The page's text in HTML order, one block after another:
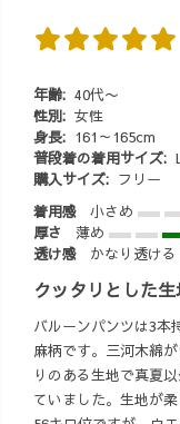
年齢: 40代〜
性別: 女性
身長: 161～165cm
普段着の着用サイズ:
購入サイズ: フリー
着用感
小さめ
厚さ
薄め
透け感
かなり透ける
クッタリとした生
バルーンパンツは3本
麻柄です。三河木綿
りのある生地で真夏
ていました。生地が